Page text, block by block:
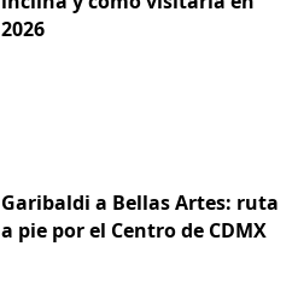
2026
Garibaldi a Bellas Artes: ruta
a pie por el Centro de CDMX